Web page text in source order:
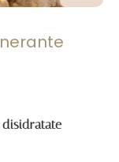
disidratate